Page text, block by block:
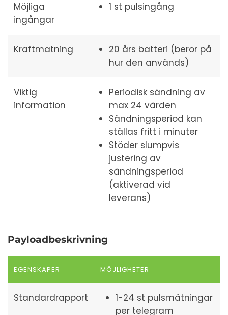
Möjliga
ingångar
1 st pulsingång
Kraftmatning
20 års batteri (beror på
hur den används)
Viktig
information
Periodisk sändning av
max 24 värden
Sändningsperiod kan
ställas fritt i minuter
Stöder slumpvis
justering av
sändningsperiod
(aktiverad vid
leverans)
Payloadbeskrivning
EGENSKAPER MÖJLIGHETER
Standardrapport
1-24 st pulsmätningar
per telegram